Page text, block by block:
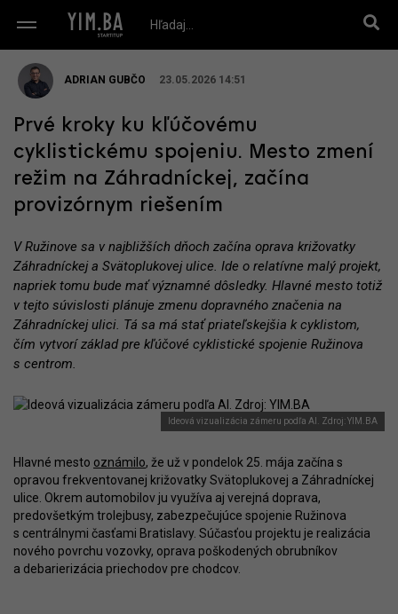
ADRIAN GUBČO 23.05.2026 14:51
Prvé kroky ku kľúčovému
cyklistickému spojeniu. Mesto zmení
režim na Záhradníckej, začína
provizórnym riešením
V Ružinove sa v najbližších dňoch začína oprava križovatky
Záhradníckej a Svätoplukovej ulice. Ide o relatívne malý projekt,
napriek tomu bude mať významné dôsledky. Hlavné mesto totiž
v tejto súvislosti plánuje zmenu dopravného značenia na
Záhradníckej ulici. Tá sa má stať priateľskejšia k cyklistom,
čím vytvorí základ pre kľúčové cyklistické spojenie Ružinova
s centrom.
Ideová vizualizácia zámeru podľa AI. Zdroj: YIM.BA
Hlavné mesto oznámilo, že už v pondelok 25. mája začína s
opravou frekventovanej križovatky Svätoplukovej a Záhradníckej
ulice. Okrem automobilov ju využíva aj verejná doprava,
predovšetkým trolejbusy, zabezpečujúce spojenie Ružinova
s centrálnymi časťami Bratislavy. Súčasťou projektu je realizácia
nového povrchu vozovky, oprava poškodených obrubníkov
a debarierizácia priechodov pre chodcov.